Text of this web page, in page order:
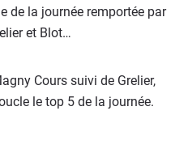
de la journée remportée par
et Blot…
Cours suivi de Grelier,
le top 5 de la journée.